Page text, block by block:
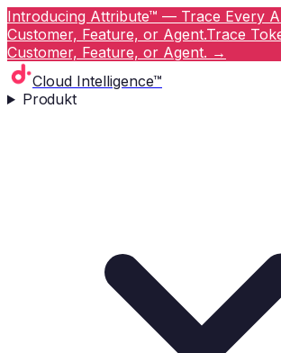
Introducing Attribute™ — Trace Every
Customer, Feature, or Agent.Trace
Customer, Feature, or Agent. →
Cloud Intelligence™
Produkt